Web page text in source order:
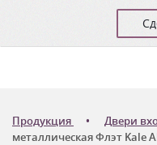
Продукция Двери
металлическая Флэт Kale